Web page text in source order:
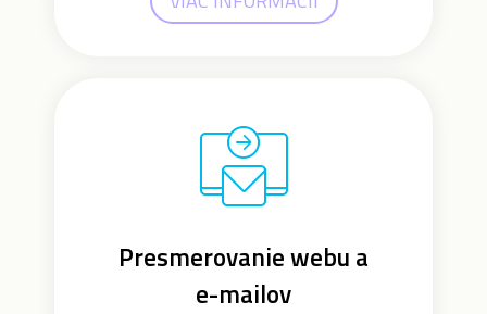
Presmerovanie webu a
e-mailov